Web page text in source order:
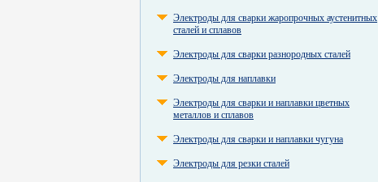
Электроды для сварки жаропрочных аустенитных
сталей и сплавов
Электроды для сварки разнородных сталей
Электроды для наплавки
Электроды для сварки и наплавки цветных
металлов и сплавов
Электроды для сварки и наплавки чугуна
Электроды для резки сталей